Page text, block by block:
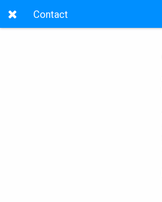
Contact